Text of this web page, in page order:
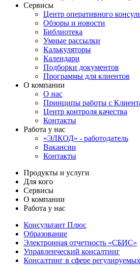
Сервисы
Центр оперативного
Обзоры и новости
Библиотека
Умные рассылки
Калькуляторы
Календари
Подборки документов
Программы для клиентов
О компании
О нас
Принципы работы с
Центр контроля качества
Контакты
Работа у нас
«ЭЛКОД» - работодатель
Вакансии
Контакты
Продукты и услуги
Для кого
Сервисы
О компании
Работа у нас
Консультант Плюс
Образование
Электронная отчетность «СБИС»
Управленческий консалтинг
Консалтинг в сфере